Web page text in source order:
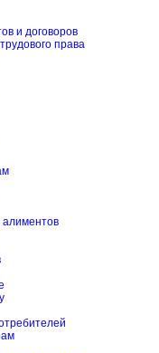
и договоров
права
алиментов